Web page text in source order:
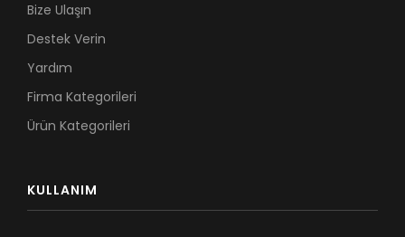
Bize Ulaşın
Destek Verin
Yardım
Firma Kategorileri
Ürün Kategorileri
KULLANIM